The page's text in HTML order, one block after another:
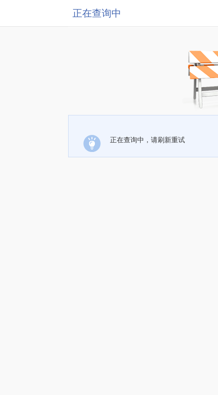
正在查询中
正在查询中，请刷新重试